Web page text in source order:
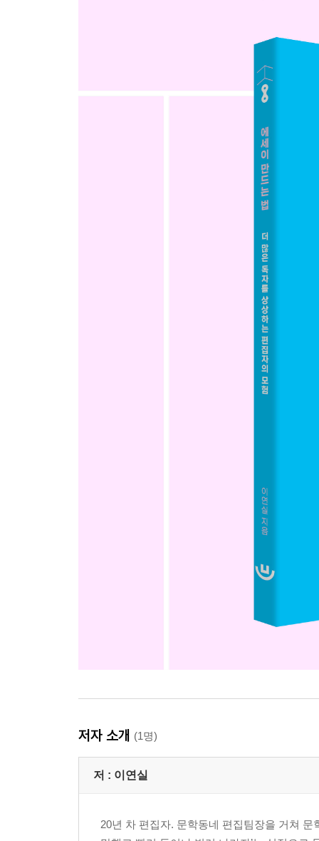
저자 소개 (1명)
저 : 이연실
20년 차 편집자. 문학동네 편집팀장을 거쳐